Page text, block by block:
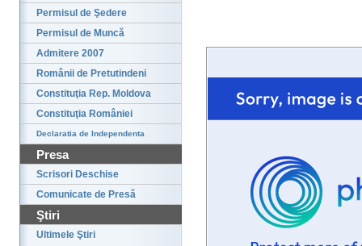
Permisul de Şedere
Permisul de Muncă
Admitere 2007
Românii de Pretutindeni
Constituţia Rep. Moldova
Constituţia României
Declaratia de Independenta
Presa
Scrisori Deschise
Comunicate de Presă
Ştiri
Ultimele Ştiri